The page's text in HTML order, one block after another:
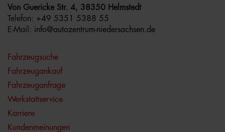
Von Guericke Str. 4, 38350 Helmstedt
Telefon: +49 5351 5388 55
E-Mail: info@autozentrum-niedersachsen.de
Fahrzeugsuche
Fahrzeugankauf
Fahrzeuganfrage
Werkstattservice
Karriere
Kundenmeinungen